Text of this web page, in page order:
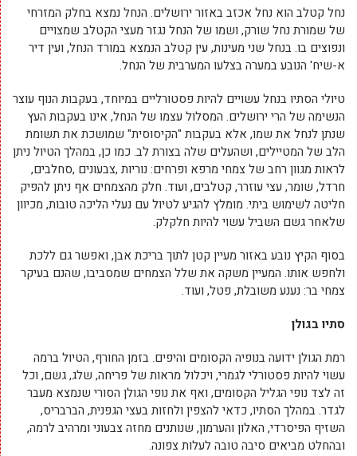
נחל קטלב הוא נחל אכזב באזור ירושלים. הנחל נמצא בחלק המזרחי
של שמורת נחל שורק, ושמו של הנחל נגזר מעצי הקטלב שמצויים
ונפוצים בו. בנחל שני מעינות, עין קטלב הנמצא במורד הנחל, ועין דיר
א-שיח' הנובע במערה בצלעו המערבית של הנחל.
טיולי הסתיו בנחל עשויים להיות פסטורליים במיוחד, בעקבות הנוף עוצר
הנשימה של הרי ירושלים. המסלול עצמו של הנחל, אינו בעקבות העץ
שנתן לנחל את שמו, אלא בעקבות "הקיסוסית" שמושכת את תשומת
הלב של המטיילים, ושהעלים שלה בצורת לב. כמו כן, במהלך הטיול ניתן
לראות מגוון רחב של צמחי מרפא ופרחים: נוריות ,צבעונים ,סחלבים,
חרדל, שומר, עצי עוזרר, קטלבים, ועוד. חלק מהצמחים אף ניתן להפיק
חליטה לשימוש ביתי. מומלץ להגיע לטיול עם נעלי הליכה טובות, מכיוון
שלאחר גשם השביל עשוי להיות חלקלק.
בסוף הקיץ נובע באזור מעיין קטן לתוך בריכת אבן, ואפשר גם ללכת
ולחפש אותו. המעיין משקה את שלל הצמחים שמסביבו, שהנם בעיקר
צמחי בר: נענע משובלת, פטל, ועוד.
סתיו בגולן
רמת הגולן ידועה בנופיה הקסומים והיפים. בזמן החורף, הטיול ברמה
עשוי להיות פסטורלי לגמרי, ויכלול מראות של פריחה, שלג, גשם, וכל
זה לצד נופי הגליל הקסומים, ואף את נופי הגולן הסורי שנמצא מעבר
לגדר. במהלך הסתיו, כדאי להצפין ולחזות בעצי הגפנית, הברבריס,
השזיף הפיסרדי, האלון והערמון, שנותנים מחזה צבעוני ומרהיב לרמה,
ובהחלט מביאים סיבה טובה לעלות צפונה.